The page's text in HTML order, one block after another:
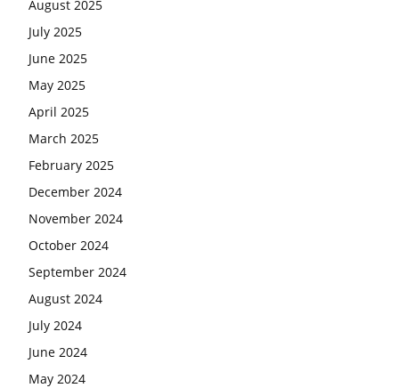
August 2025
July 2025
June 2025
May 2025
April 2025
March 2025
February 2025
December 2024
November 2024
October 2024
September 2024
August 2024
July 2024
June 2024
May 2024